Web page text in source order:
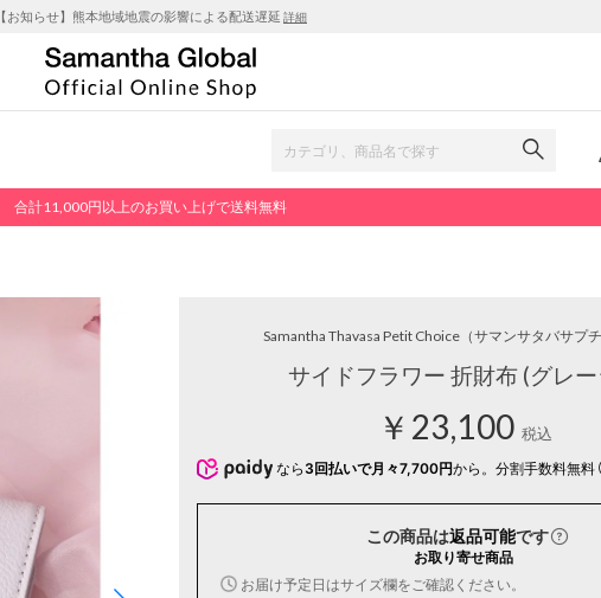
【お知らせ】熊本地域地震の影響による配送遅延 詳細
合計11,000円以上のお買い上げで送料無料
Samantha Thavasa Petit Choice （サマンサタバサプ
サイドフラワー 折財布 (グレ
￥23,100 税込
なら 3回払いで月々7,700円から。分割手数料無料
この商品は返品可能です
お取り寄せ商品
お届け予定日はサイズ欄をご確認ください。